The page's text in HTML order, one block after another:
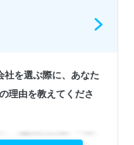
を選ぶ際に、あなた
理由を教えてくださ